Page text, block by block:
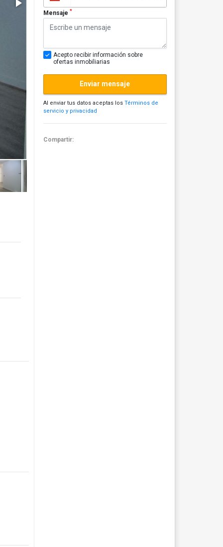
Mensaje *
Acepto recibir información sobre
ofertas inmobiliarias
Enviar mensaje
Al enviar tus datos aceptas los Términos de
servicio y privacidad
Compartir: